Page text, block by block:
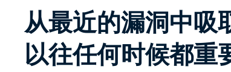
从最近的漏洞中吸
以往任何时候都重